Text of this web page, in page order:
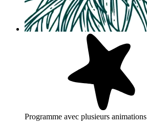
Programme avec plusieurs animations